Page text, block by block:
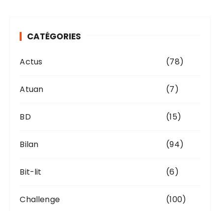
e CATÉGORIES
Actus (78)
Atuan (7)
BD (15)
Bilan (94)
Bit-lit (6)
Challenge (100)